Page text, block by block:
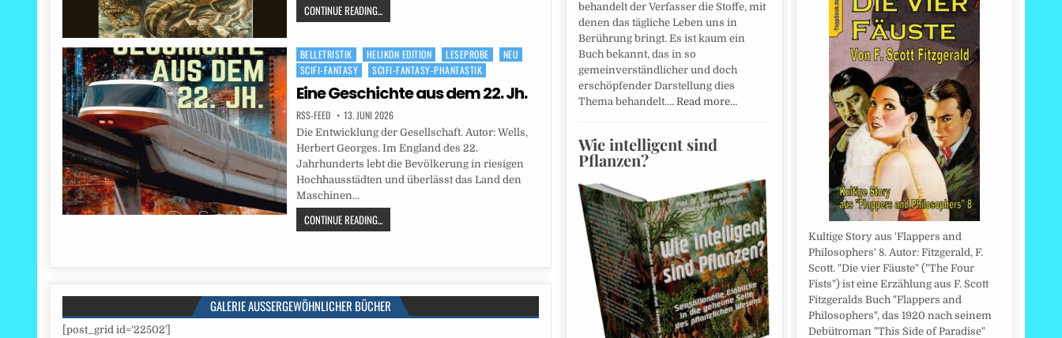
CONTINUE READING...
Posted
in
BELLETRISTIK HELIKON EDITION LESEPROBE
NEU
SCIFI-FANTASY
SCIFI-FANTASY-PHANTASTIK
Eine Geschichte aus dem 22. Jh.
RSS-FEED 13. JUNI 2026
Die Entwicklung der Gesellschaft. Autor: Wells,
Herbert Georges. Im England des 22.
Jahrhunderts lebt die Bevölkerung in riesigen
Hochhausstädten und überlässt das Land den
Maschinen…
CONTINUE READING...
GALERIE AUSSERGEWÖHNLICHER BÜCHER
[post_grid id=’22502′]
behandelt der Verfasser die Stoffe, mit
denen das tägliche Leben uns in
Berührung bringt. Es ist kaum ein
Buch bekannt, das in so
gemeinverständlicher und doch
erschöpfender Darstellung dies
Thema behandelt.… Read more…
Wie intelligent sind
Pflanzen?
Kultige Story aus 'Flappers and
Philosophers' 8. Autor: Fitzgerald, F.
Scott. "Die vier Fäuste" ("The Four
Fists") ist eine Erzählung aus F. Scott
Fitzgeralds Buch "Flappers and
Philosophers", das 1920 nach seinem
Debütroman "This Side of Paradise"